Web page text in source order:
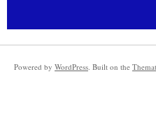
Powered by WordPress. Built on the